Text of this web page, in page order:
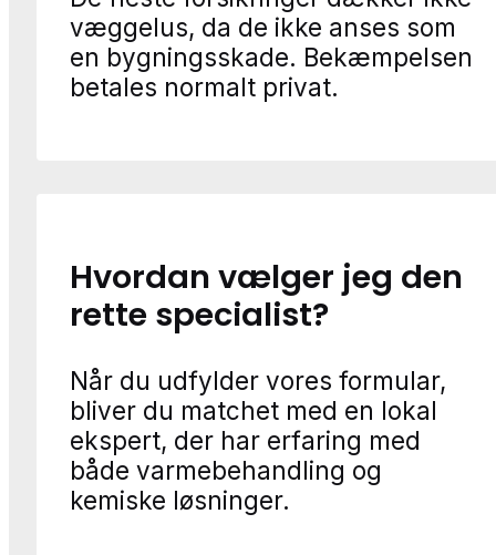
væggelus, da de ikke anses som
en bygningsskade. Bekæmpelsen
betales normalt privat.
Hvordan vælger jeg den
rette specialist?
Når du udfylder vores formular,
bliver du matchet med en lokal
ekspert, der har erfaring med
både varmebehandling og
kemiske løsninger.